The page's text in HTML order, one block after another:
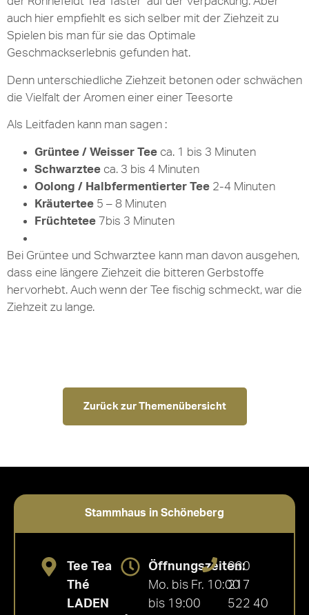
auch hier empfiehlt es sich selber mit der Ziehzeit zu
Spielen bis man für sie das Optimale
Geschmackserlebnis gefunden hat.
Denn unterschiedliche Ziehzeit betonen oder schwächen
die Vielfalt der Aromen einer einer Teesorte
Als Leitfaden kann man sagen :
Grüntee / Weisser Tee ca. 1 bis 3 Minuten
Schwarztee ca. 3 bis 4 Minuten
Oolong / Halbfermentierter Tee 2-4 Minuten
Kräutertee 5 – 8 Minuten
Früchtetee 7bis 3 Minuten
Bei Grüntee und Schwarztee kann man davon ausgehen,
dass eine längere Ziehzeit die bitteren Gerbstoffe
hervorhebt. Auch wenn der Tee fischig schmeckt, war die
Ziehzeit zu lange.
Zurück zur Themenübersicht
Stammhaus in Schöneberg
Tee Tea
Thé
LADEN
Öffnungszeiten:
Mo. bis Fr. 10:00
bis 19:00
030
217
522 40